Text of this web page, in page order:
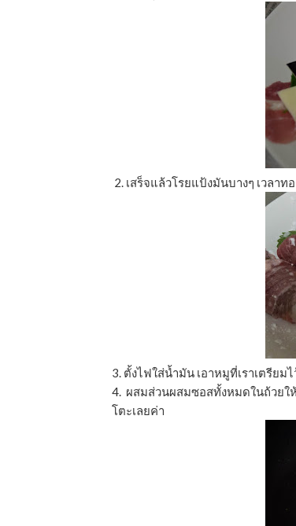
2. เสร็จแล้วโรยแป้งมันบางๆ เวลาท
3. ตั้งไฟใส่นํ้ามัน เอาหมูที่เราเตรีย
4. ผสมส่วนผสมซอสทั้งหมดในถ้วยใ
โตะเลยค่า